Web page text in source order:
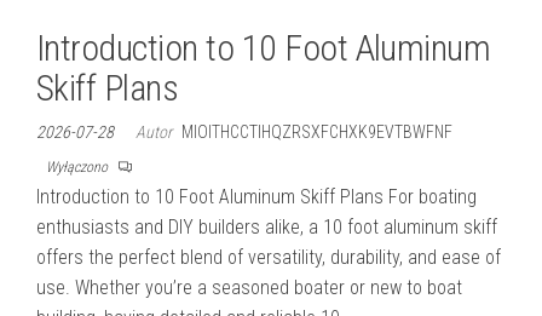
Introduction to 10 Foot Aluminum
Skiff Plans
2026-07-28 Autor MIOITHCCTIHQZRSXFCHXK9EVTBWFNF
Wyłączono
Introduction to 10 Foot Aluminum Skiff Plans For boating
enthusiasts and DIY builders alike, a 10 foot aluminum skiff
offers the perfect blend of versatility, durability, and ease of
use. Whether you’re a seasoned boater or new to boat